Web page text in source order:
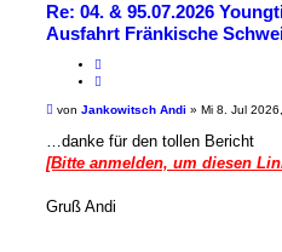
Re: 04. & 95.07.2026
Ausfahrt Fränkische
d
n
t
e
r
B
r
von Jankowitsch Andi » Mi 8. Jul
…danke für den tollen Bericht
[Bitte anmelden, um diesen
Gruß Andi